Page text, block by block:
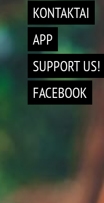
KONTAKTAI
APP
SUPPORT US!
FACEBOOK